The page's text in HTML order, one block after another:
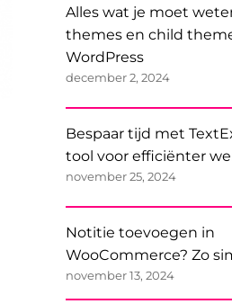
Alles wat je moet
themes en child
WordPress
december 2, 2024
Bespaar tijd met
tool voor efficiënter
november 25, 2024
Notitie toevoegen in
WooCommerce? Zo
november 13, 2024